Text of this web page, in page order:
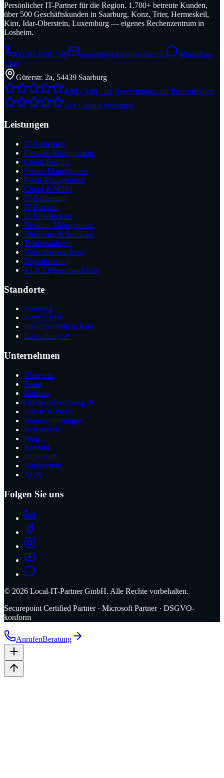
Persönlicher IT-Partner für die Region. 1.700+ betreute Kunden,
über 500 Geschäftskunden in Saarburg, Konz, Trier, Hermeskeil,
Kirn, Idar-Oberstein, Luxemburg — eigenes Rechenzentrum in
Losheim.
06581 8199 746 support@local-it-partner.de
WhatsApp-
Chat
Güterstr. 2a, 54439 Saarburg
4,99 / 5,00 · 81 Bewertungen auf ProvenExpert
Auf Google bewerten
Leistungen
IT-Sicherheit
Firewall-Management
Cloud-Backup
Server-Management
Patch-Management
Cloud & M365
IT-Betreuung
IT-Support
IT-Infrastruktur
Desktop-Management
Hardware & Software
Telefonanlagen
Videoüberwachung
Digitalisierung
KI & Eigenentwicklung
Standorte
Saarburg
Konz / Trier
Idar-Oberstein & Kirn
Luxemburg ↗
Unternehmen
Über uns
Team
Karriere
Online-Bewerbung ↗
Pakete & Preise
Branchenlösungen
Referenzen
Blog
Kontakt
Impressum
Datenschutz
AGB
Folgen Sie uns
© 2026 Local-IT-Partner GmbH. Alle Rechte vorbehalten.
Securepoint Certified Partner · Microsoft Partner · DSGVO-
konform
AnrufenBeratung